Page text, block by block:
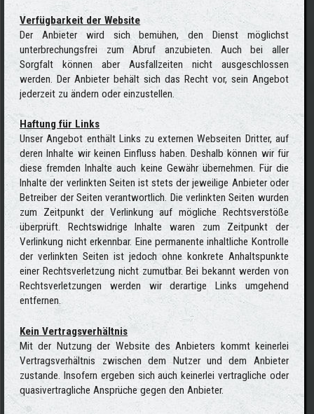
Verfügbarkeit der Website
Der Anbieter wird sich bemühen, den Dienst möglichst
unterbrechungsfrei zum Abruf anzubieten. Auch bei aller
Sorgfalt können aber Ausfallzeiten nicht ausgeschlossen
werden. Der Anbieter behält sich das Recht vor, sein Angebot
jederzeit zu ändern oder einzustellen.
Haftung für Links
Unser Angebot enthält Links zu externen Webseiten Dritter, auf
deren Inhalte wir keinen Einfluss haben. Deshalb können wir für
diese fremden Inhalte auch keine Gewähr übernehmen. Für die
Inhalte der verlinkten Seiten ist stets der jeweilige Anbieter oder
Betreiber der Seiten verantwortlich. Die verlinkten Seiten wurden
zum Zeitpunkt der Verlinkung auf mögliche Rechtsverstöße
überprüft. Rechtswidrige Inhalte waren zum Zeitpunkt der
Verlinkung nicht erkennbar. Eine permanente inhaltliche Kontrolle
der verlinkten Seiten ist jedoch ohne konkrete Anhaltspunkte
einer Rechtsverletzung nicht zumutbar. Bei bekannt werden von
Rechtsverletzungen werden wir derartige Links umgehend
entfernen.
Kein Vertragsverhältnis
Mit der Nutzung der Website des Anbieters kommt keinerlei
Vertragsverhältnis zwischen dem Nutzer und dem Anbieter
zustande. Insofern ergeben sich auch keinerlei vertragliche oder
quasivertragliche Ansprüche gegen den Anbieter.